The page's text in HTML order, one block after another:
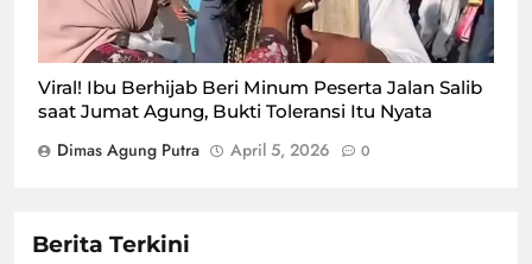
Viral! Ibu Berhijab Beri Minum Peserta Jalan Salib
saat Jumat Agung, Bukti Toleransi Itu Nyata
Dimas Agung Putra April 5, 2026 0
Berita Terkini